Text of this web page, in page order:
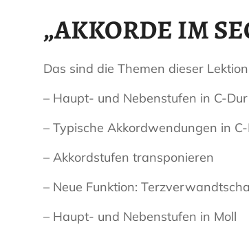
„AKKORDE IM
Das sind die Themen dieser
– Haupt- und Nebenstufen in C-Dur
– Typische Akkordwendungen in
– Akkordstufen transponieren
– Neue Funktion:
– Haupt- und Nebenstufen in Moll